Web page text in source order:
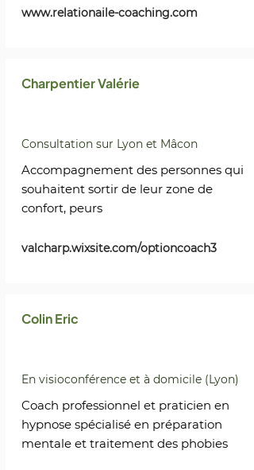
www.relationaile-coaching.com
Charpentier Valérie
Consultation sur Lyon et Mâcon
Accompagnement des personnes qui
souhaitent sortir de leur zone de
confort, peurs
valcharp.wixsite.com/optioncoach3
Colin Eric
En visioconférence et à domicile (Lyon)
Coach professionnel et praticien en
hypnose spécialisé en préparation
mentale et traitement des phobies